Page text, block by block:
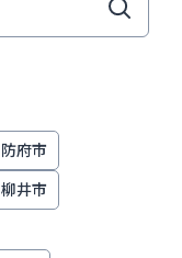
防府市
柳井市